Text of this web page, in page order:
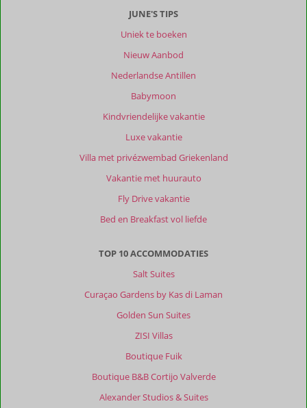
JUNE'S TIPS
Uniek te boeken
Nieuw Aanbod
Nederlandse Antillen
Babymoon
Kindvriendelijke vakantie
Luxe vakantie
Villa met privézwembad Griekenland
Vakantie met huurauto
Fly Drive vakantie
Bed en Breakfast vol liefde
TOP 10 ACCOMMODATIES
Salt Suites
Curaçao Gardens by Kas di Laman
Golden Sun Suites
ZISI Villas
Boutique Fuik
Boutique B&B Cortijo Valverde
Alexander Studios & Suites